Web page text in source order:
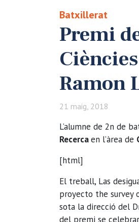
Batxillerat
Premi
Ramon
21 maig, 2018
L’alumne de 2n de
Recercaen l’àrea de
[html]
El treball, Las
proyecto the survey
sota la direcció del
del premi se